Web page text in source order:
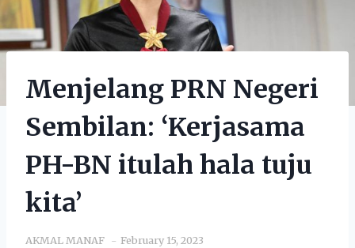
Menjelang PRN Negeri
Sembilan: ‘Kerjasama
PH-BN itulah hala tuju
kita’
AKMAL MANAF February 15, 2023